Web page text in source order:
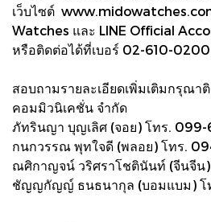
เว็บไซต์
Watches และ LINE Official
หรือติดต่อได้ที่เบอร์ 02-610-0200
สอบถามรายละเอียดเพิ่มเติมกรุณา
คอมมิวนิเคชั่น จำกัด
ภัทรินญา บุญเลิศ (จอย) โทร. 099-
กนกวรรณ พุทใจดี (พลอย) โทร.
ณศิกาญจน์ วริศราโชตินันท์ (จีนจีน
ชัญญกัญญ์ ธนธนากุล (บอมแบม) โ